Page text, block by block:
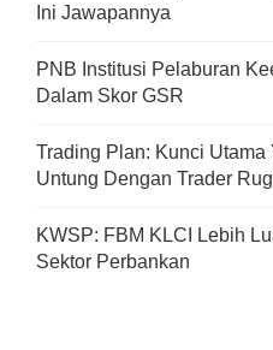
Ini Jawapannya
PNB Institusi Pelaburan
Dalam Skor GSR
Trading Plan: Kunci Utama
Untung Dengan Trader
KWSP: FBM KLCI Lebih
Sektor Perbankan